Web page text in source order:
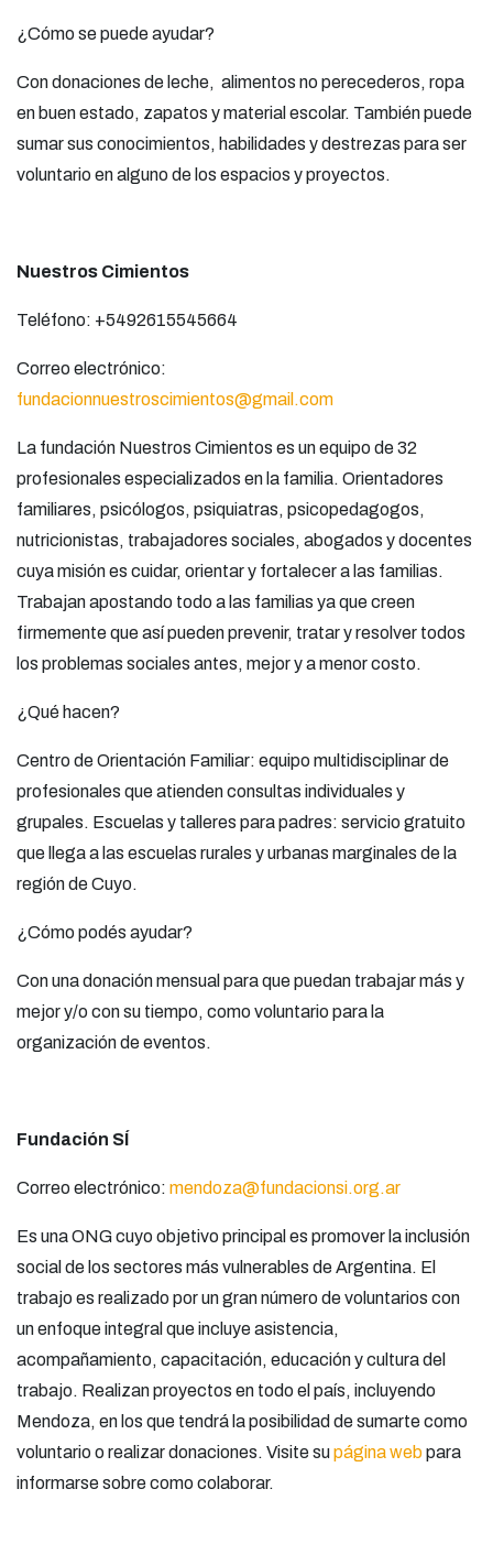
¿Cómo se puede ayudar?
Con donaciones de leche, alimentos no perecederos, ropa
en buen estado, zapatos y material escolar. También puede
sumar sus conocimientos, habilidades y destrezas para ser
voluntario en alguno de los espacios y proyectos.
Nuestros Cimientos
Teléfono: +5492615545664
Correo electrónico:
fundacionnuestroscimientos@gmail.com
La fundación Nuestros Cimientos es un equipo de 32
profesionales especializados en la familia. Orientadores
familiares, psicólogos, psiquiatras, psicopedagogos,
nutricionistas, trabajadores sociales, abogados y docentes
cuya misión es cuidar, orientar y fortalecer a las familias.
Trabajan apostando todo a las familias ya que creen
firmemente que así pueden prevenir, tratar y resolver todos
los problemas sociales antes, mejor y a menor costo.
¿Qué hacen?
Centro de Orientación Familiar: equipo multidisciplinar de
profesionales que atienden consultas individuales y
grupales. Escuelas y talleres para padres: servicio gratuito
que llega a las escuelas rurales y urbanas marginales de la
región de Cuyo.
¿Cómo podés ayudar?
Con una donación mensual para que puedan trabajar más y
mejor y/o con su tiempo, como voluntario para la
organización de eventos.
Fundación SÍ
Correo electrónico: mendoza@fundacionsi.org.ar
Es una ONG cuyo objetivo principal es promover la inclusión
social de los sectores más vulnerables de Argentina. El
trabajo es realizado por un gran número de voluntarios con
un enfoque integral que incluye asistencia,
acompañamiento, capacitación, educación y cultura del
trabajo. Realizan proyectos en todo el país, incluyendo
Mendoza, en los que tendrá la posibilidad de sumarte como
voluntario o realizar donaciones. Visite supágina webpara
informarse sobre como colaborar.